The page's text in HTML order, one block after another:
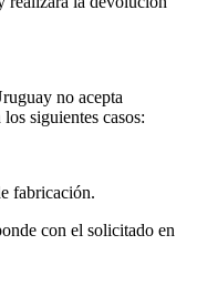
no acepta
siguientes casos:
fabricación.
con el solicitado en